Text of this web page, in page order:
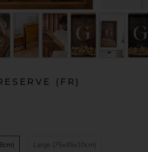
(FR)
Large (75x45x10cm)